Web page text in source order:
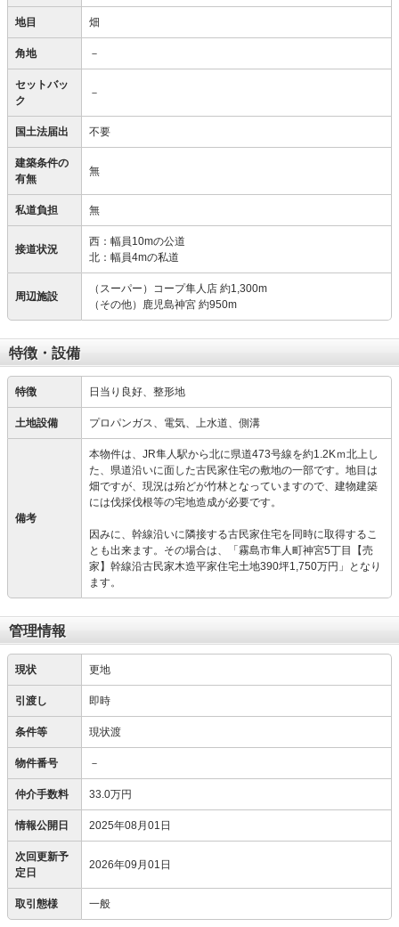
地目 畑
角地 －
セットバッ
ク
－
国土法届出 不要
建築条件の
有無
無
私道負担 無
接道状況
西：幅員10mの公道
北：幅員4mの私道
周辺施設
（スーパー）コープ隼人店 約1,300m
（その他）鹿児島神宮 約950m
特徴・設備
特徴 日当り良好、整形地
土地設備 プロパンガス、電気、上水道、側溝
備考
本物件は、JR隼人駅から北に県道473号線を約1.2Kｍ北上し
た、県道沿いに面した古民家住宅の敷地の一部です。地目は
畑ですが、現況は殆どが竹林となっていますので、建物建築
には伐採伐根等の宅地造成が必要です。
因みに、幹線沿いに隣接する古民家住宅を同時に取得するこ
とも出来ます。その場合は、「霧島市隼人町神宮5丁目【売
家】幹線沿古民家木造平家住宅土地390坪1,750万円」となり
ます。
管理情報
現状 更地
引渡し 即時
条件等 現状渡
物件番号 －
仲介手数料 33.0万円
情報公開日 2025年08月01日
次回更新予
定日
2026年09月01日
取引態様 一般